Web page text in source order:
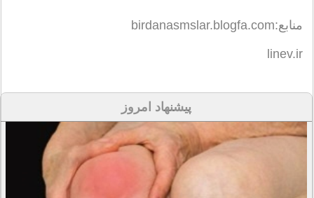
منابع:birdanasmslar.blogfa.com
linev.ir
پیشنهاد امروز